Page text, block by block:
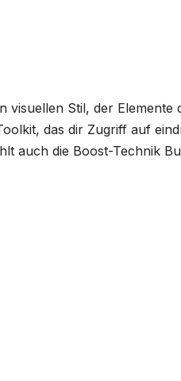
Stil, der
das dir Zugriff auf
auch die Boost-Technik